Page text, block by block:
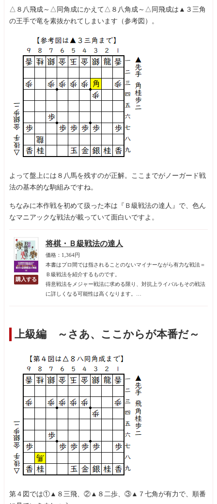
△８八飛成～△同角成にかえて△８八角成～△同飛成は▲３三角
の王手で竜を素抜かれてしまいます（参考図）。
よって盤上には８八馬を残すのが正解。ここまでがノーガード戦
法の基本的な駒組みですね。
ちなみに本作戦を初めて扱った本は『Ｂ級戦法の達人』で、色ん
なマニアックな戦法が載っていて面白いですよ。
将棋・Ｂ級戦法の達人
価格：1,364円
本書はプロ間では指されることのないマイナーながら有力な戦法＝
Ｂ級戦法を紹介するものです。
得意戦法をメジャー戦法に求める限り、対抗上ライバルもその戦法
に詳しくなる可能性は高くなります。
というわけで「Ｂ級戦法ノススメ」と相成る次第。プロの定跡書で
マイナーだからこそそれを知らない対局相手の意表を突き、未知の
世界へ引きずり込んで戦いを有利に進めることができるのです。格
上相手に勝てることも珍しくありません。
上級編 ～さあ、ここからが本番だ～
第４図では①▲８三飛、②▲８二歩、③▲７七角が有力で、順番